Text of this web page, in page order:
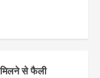
से फैली